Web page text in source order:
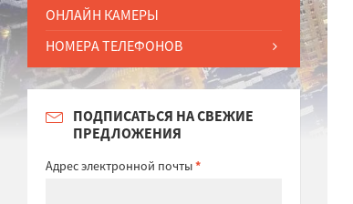
ОНЛАЙН КАМЕРЫ
НОМЕРА ТЕЛЕФОНОВ
ПОДПИСАТЬСЯ НА СВЕЖИЕ
ПРЕДЛОЖЕНИЯ
Адрес электронной почты*